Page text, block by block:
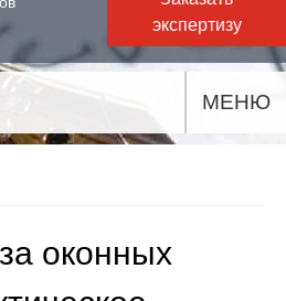
экспертизу
МЕНЮ
оконных